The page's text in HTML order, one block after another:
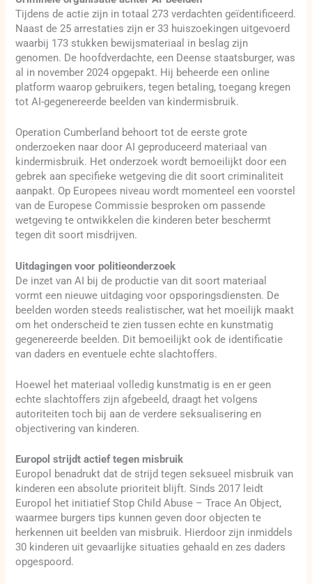
Tijdens de actie zijn in totaal 273 verdachten geïdentificeerd.
Naast de 25 arrestaties zijn er 33 huiszoekingen uitgevoerd
waarbij 173 stukken bewijsmateriaal in beslag zijn
genomen. De hoofdverdachte, een Deense staatsburger, was
al in november 2024 opgepakt. Hij beheerde een online
platform waarop gebruikers, tegen betaling, toegang kregen
tot AI-gegenereerde beelden van kindermisbruik.
Operation Cumberland behoort tot de eerste grote
onderzoeken naar door AI geproduceerd materiaal van
kindermisbruik. Het onderzoek wordt bemoeilijkt door een
gebrek aan specifieke wetgeving die dit soort criminaliteit
aanpakt. Op Europees niveau wordt momenteel een voorstel
van de Europese Commissie besproken om passende
wetgeving te ontwikkelen die kinderen beter beschermt
tegen dit soort misdrijven.
Uitdagingen voor politieonderzoek
De inzet van AI bij de productie van dit soort materiaal
vormt een nieuwe uitdaging voor opsporingsdiensten. De
beelden worden steeds realistischer, wat het moeilijk maakt
om het onderscheid te zien tussen echte en kunstmatig
gegenereerde beelden. Dit bemoeilijkt ook de identificatie
van daders en eventuele echte slachtoffers.
Hoewel het materiaal volledig kunstmatig is en er geen
echte slachtoffers zijn afgebeeld, draagt het volgens
autoriteiten toch bij aan de verdere seksualisering en
objectivering van kinderen.
Europol strijdt actief tegen misbruik
Europol benadrukt dat de strijd tegen seksueel misbruik van
kinderen een absolute prioriteit blijft. Sinds 2017 leidt
Europol het initiatief Stop Child Abuse – Trace An Object,
waarmee burgers tips kunnen geven door objecten te
herkennen uit beelden van misbruik. Hierdoor zijn inmiddels
30 kinderen uit gevaarlijke situaties gehaald en zes daders
opgespoord.